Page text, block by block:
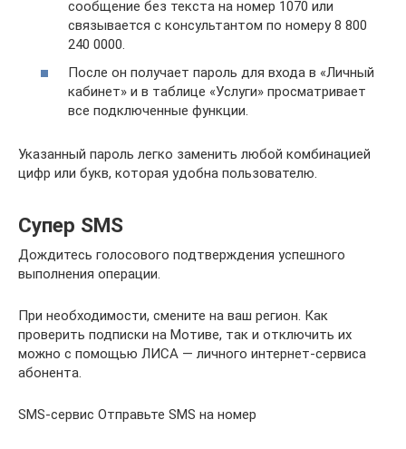
сообщение без текста на номер 1070 или
связывается с консультантом по номеру 8 800
240 0000.
После он получает пароль для входа в «Личный
кабинет» и в таблице «Услуги» просматривает
все подключенные функции.
Указанный пароль легко заменить любой комбинацией
цифр или букв, которая удобна пользователю.
Супер SMS
Дождитесь голосового подтверждения успешного
выполнения операции.
При необходимости, смените на ваш регион. Как
проверить подписки на Мотиве, так и отключить их
можно с помощью ЛИСА — личного интернет-сервиса
абонента.
SMS-сервис Отправьте SMS на номер